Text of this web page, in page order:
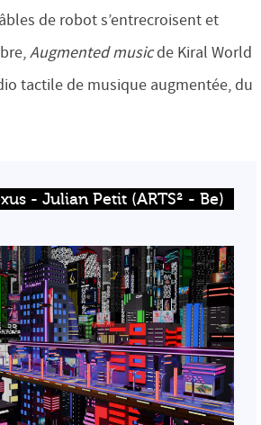
de robot s’entrecroisent et
Augmented musicde Kiral World
tactile de musique augmentée, du
- Julian Petit (ARTS² - Be)